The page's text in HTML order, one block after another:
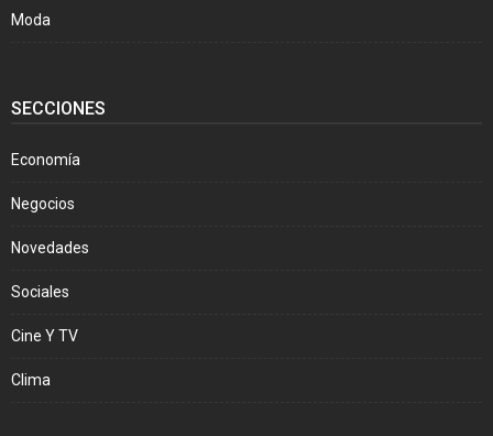
Moda
SECCIONES
Economía
Negocios
Novedades
Sociales
Cine Y TV
Clima